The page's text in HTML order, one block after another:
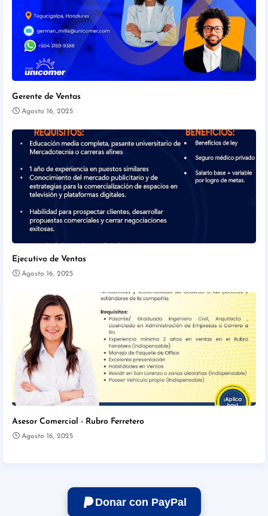
Gerente de Ventas
Agosto 16, 2025
Ejecutivo de Ventas
Agosto 16, 2025
Asesor Comercial - Rubro Ferretero
Agosto 16, 2025
Donar con PayPal